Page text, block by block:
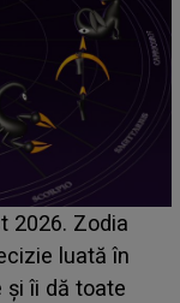
până
din Casa Iubirii
despre mama